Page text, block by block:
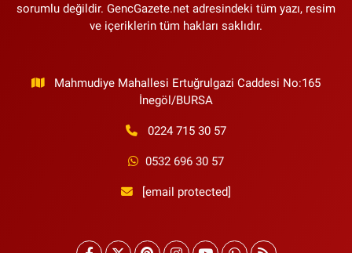
sorumlu değildir. GencGazete.net adresindeki tüm yazı, resim
ve içeriklerin tüm hakları saklıdır.
Mahmudiye Mahallesi Ertuğrulgazi Caddesi No:165
İnegöl/BURSA
0224 715 30 57
0532 696 30 57
[email protected]